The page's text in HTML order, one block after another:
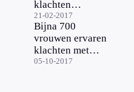
klachten
borstimplantaten
21-02-2017
Bijna 700
vrouwen ervaren
klachten met
siliconen
05-10-2017